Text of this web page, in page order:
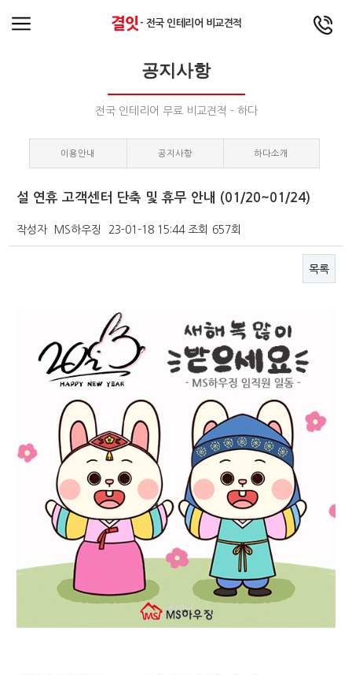
결잇 - 전국 인테리어 비교견적
공지사항
전국 인테리어 무료 비교견적 - 하다
이용안내 공지사항 하다소개
설 연휴 고객센터 단축 및 휴무 안내 (01/20~01/24)
작성자 MS하우징 23-01-18 15:44조회 657회
목록